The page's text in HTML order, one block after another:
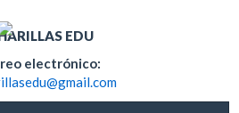
EDU
electrónico: